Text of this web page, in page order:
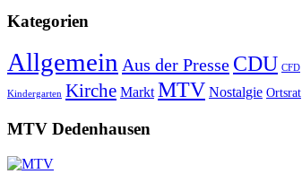
Kategorien
Allgemein Aus der Presse CDU CFD
Kindergarten Kirche Markt MTV Nostalgie Ortsrat
MTV Dedenhausen